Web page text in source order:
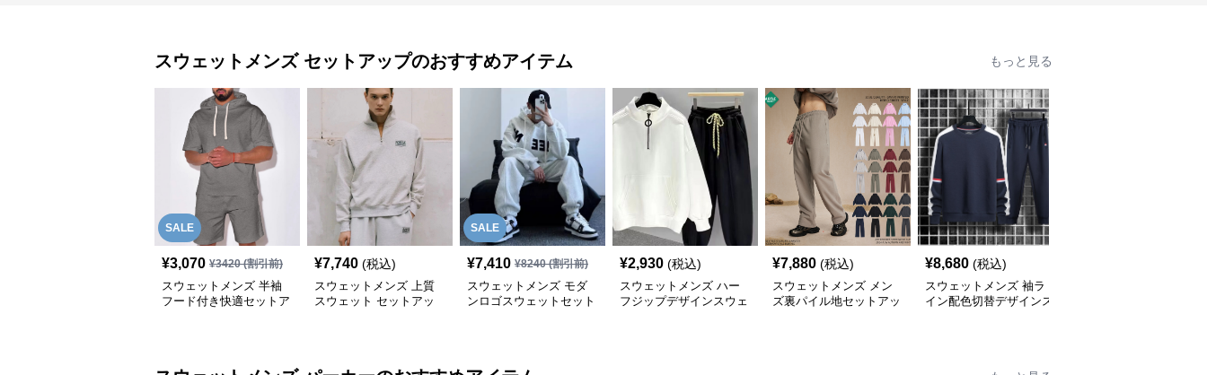
スウェットメンズ セットアップのおすすめアイテム もっと見る
SALE
¥3,070 ¥3420(割引前)
スウェットメンズ 半袖
フード付き快適セットア
¥7,740 (税込)
スウェットメンズ 上質
スウェット セットアッ
SALE
¥7,410 ¥8240(割引前)
スウェットメンズ モダ
ンロゴスウェットセット
¥2,930 (税込)
スウェットメンズ ハー
フジップデザインスウェ
¥7,880 (税込)
スウェットメンズ メン
ズ裏パイル地セットアッ
¥8,680 (税込)
スウェットメンズ 袖ラ
イン配色切替デザインス